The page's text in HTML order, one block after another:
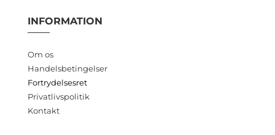
INFORMATION
Om os
Handelsbetingelser
Fortrydelsesret
Privatlivspolitik
Kontakt